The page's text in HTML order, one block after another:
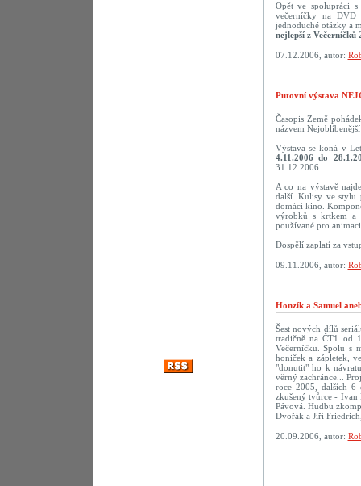
Opět ve spolupráci
večerníčky na DVD
jednoduché otázky a
nejlepší z Večerníčků
07.12.2006, autor:
Putovní výstava
Časopis Země
názvem
Výstava se koná v
4.11.2006 do
31.12.2006.
A co na výstavě
další. Kulisy ve stylu
domácí kino.
výrobků s krtkem a
používané pro
Dospělí zaplatí za
09.11.2006, autor:
Honzík a Samuel
Šest nových dílů
tradičně na ČT1 od
Večerníčku. Spolu s
honiček a zápletek,
"donutit" ho k
věrný zachránce...
roce 2005, dalších 6
zkušený tvůrce - Ivan
Pávová. Hudbu
Dvořák a Jiří
20.09.2006, autor: